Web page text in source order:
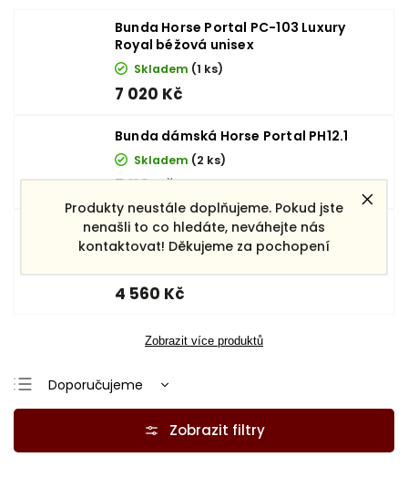
Produkty neustále doplňujeme. Pokud jste
nenašli to co hledáte, neváhejte nás
kontaktovat! Děkujeme za pochopení
Bunda Horse Portal PC-103 Luxury
Royal béžová unisex
Skladem (1 ks)
7 020 Kč
Bunda dámská Horse Portal PH12.1
Skladem (2 ks)
5 110 Kč
Dámská bunda Horse Portal PH14.1
černá
4 560 Kč
Zobrazit více produktů
Doporučujeme
Nejlevnější